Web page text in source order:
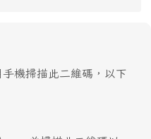
手機掃描此二維碼，以下